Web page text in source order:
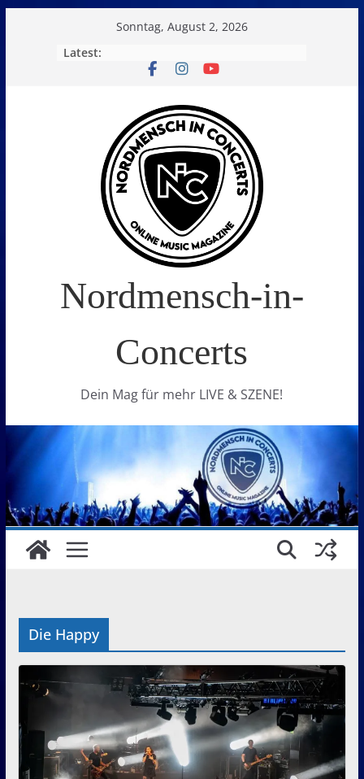
Sonntag, August 2, 2026
Latest:
Nordmensch-in-
Concerts
Dein Mag für mehr LIVE & SZENE!
Die Happy